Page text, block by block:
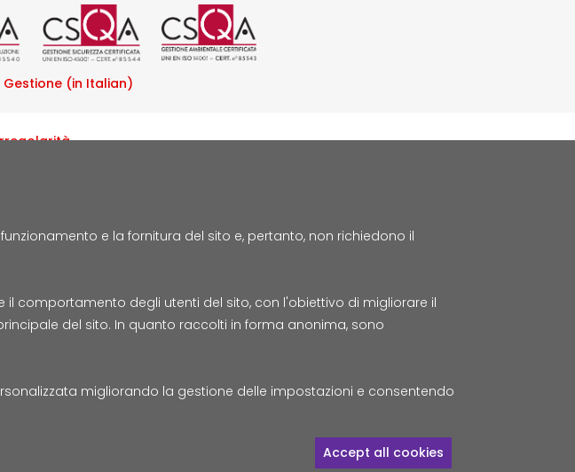
e la fornitura del sito e, pertanto, non richiedono il
comportamento degli utenti del sito, con l'obiettivo di migliorare il
del sito. In quanto raccolti in forma anonima, sono
migliorando la gestione delle impostazioni e consentendo
Accept all cookies
rilasciata da CSQA
ISO/IEC 27001 rilasciata da CSQA
ISO 37001 rilasciata da CSQA
Logo certificazione ISO 45001 rilasciata da
Logo certificazione ISO 14001
(in Italian)
15, 40128 Bologna
IT02770891204
S.c.p.A.